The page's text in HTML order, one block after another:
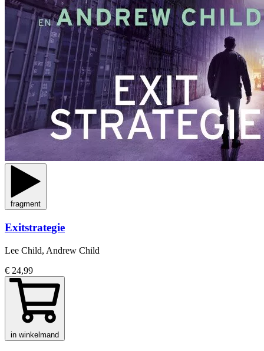
fragment
Exitstrategie
Lee Child, Andrew Child
€ 24,99
in winkelmand